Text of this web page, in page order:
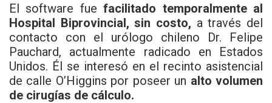
El software fue facilitado temporalmente al
Hospital Biprovincial, sin costo, a través del
contacto con el urólogo chileno Dr. Felipe
Pauchard, actualmente radicado en Estados
Unidos. Él se interesó en el recinto asistencial
de calle O’Higgins por poseer un alto volumen
de cirugías de cálculo.